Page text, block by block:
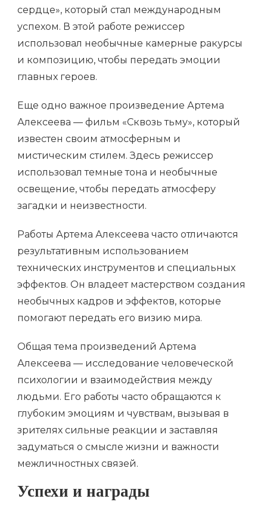
сердце», который стал международным
успехом. В этой работе режиссер
использовал необычные камерные ракурсы
и композицию, чтобы передать эмоции
главных героев.
Еще одно важное произведение Артема
Алексеева — фильм «Сквозь тьму», который
известен своим атмосферным и
мистическим стилем. Здесь режиссер
использовал темные тона и необычные
освещение, чтобы передать атмосферу
загадки и неизвестности.
Работы Артема Алексеева часто отличаются
результативным использованием
технических инструментов и специальных
эффектов. Он владеет мастерством создания
необычных кадров и эффектов, которые
помогают передать его визию мира.
Общая тема произведений Артема
Алексеева — исследование человеческой
психологии и взаимодействия между
людьми. Его работы часто обращаются к
глубоким эмоциям и чувствам, вызывая в
зрителях сильные реакции и заставляя
задуматься о смысле жизни и важности
межличностных связей.
Успехи и награды